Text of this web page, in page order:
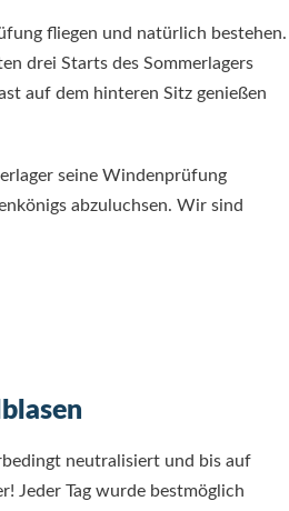
fliegen und natürlich bestehen.
drei Starts des Sommerlagers
auf dem hinteren Sitz genießen
seine Windenprüfung
abzuluchsen. Wir sind
neutralisiert und bis auf
Jeder Tag wurde bestmöglich